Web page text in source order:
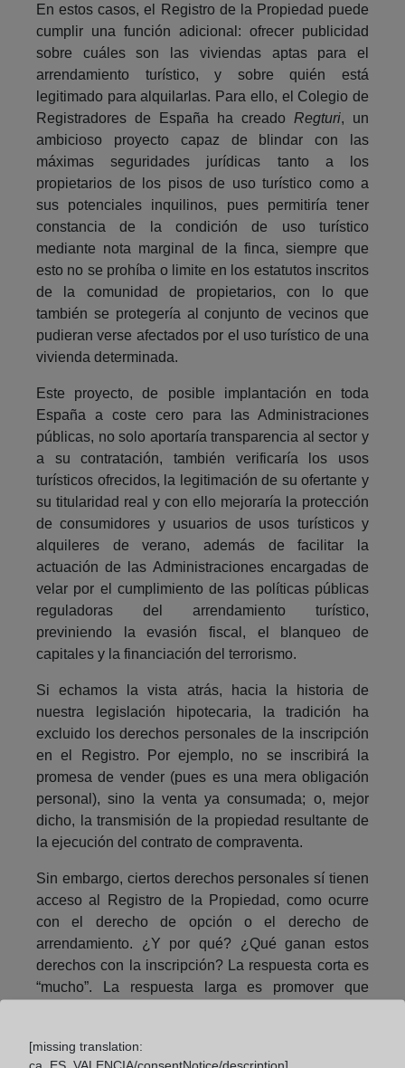
En estos casos, el Registro de la Propiedad puede
cumplir una función adicional: ofrecer publicidad
sobre cuáles son las viviendas aptas para el
arrendamiento turístico, y sobre quién está
legitimado para alquilarlas. Para ello, el Colegio de
Registradores de España ha creado Regturi, un
ambicioso proyecto capaz de blindar con las
máximas seguridades jurídicas tanto a los
propietarios de los pisos de uso turístico como a
sus potenciales inquilinos, pues permitiría tener
constancia de la condición de uso turístico
mediante nota marginal de la finca, siempre que
esto no se prohíba o limite en los estatutos inscritos
de la comunidad de propietarios, con lo que
también se protegería al conjunto de vecinos que
pudieran verse afectados por el uso turístico de una
vivienda determinada.
Este proyecto, de posible implantación en toda
España a coste cero para las Administraciones
públicas, no solo aportaría transparencia al sector y
a su contratación, también verificaría los usos
turísticos ofrecidos, la legitimación de su ofertante y
su titularidad real y con ello mejoraría la protección
de consumidores y usuarios de usos turísticos y
alquileres de verano, además de facilitar la
actuación de las Administraciones encargadas de
velar por el cumplimiento de las políticas públicas
reguladoras del arrendamiento turístico,
previniendo la evasión fiscal, el blanqueo de
capitales y la financiación del terrorismo.
Si echamos la vista atrás, hacia la historia de
nuestra legislación hipotecaria, la tradición ha
excluido los derechos personales de la inscripción
en el Registro. Por ejemplo, no se inscribirá la
promesa de vender (pues es una mera obligación
personal), sino la venta ya consumada; o, mejor
dicho, la transmisión de la propiedad resultante de
la ejecución del contrato de compraventa.
Sin embargo, ciertos derechos personales sí tienen
acceso al Registro de la Propiedad, como ocurre
con el derecho de opción o el derecho de
arrendamiento. ¿Y por qué? ¿Qué ganan estos
derechos con la inscripción? La respuesta corta es
“mucho”. La respuesta larga es promover que
protección del tráfico jurídico inmobiliario. Es decir,
[missing translation: